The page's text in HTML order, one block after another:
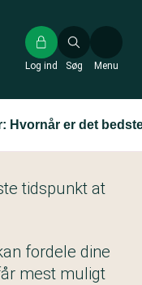
Søg
Log ind Menu
Hvornår er det
tidspunkt at
fordele dine
mest muligt